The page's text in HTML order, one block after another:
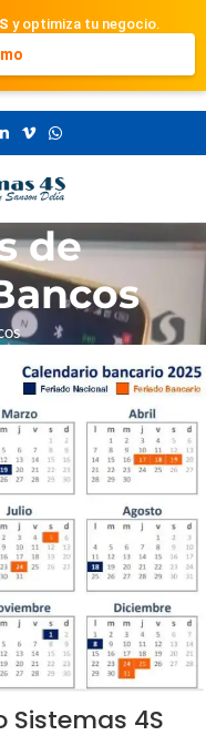
y optimiza tu negocio.
de
4S